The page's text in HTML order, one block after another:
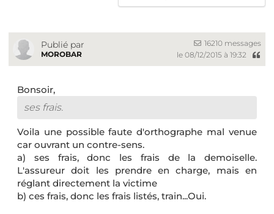
Publié par
MOROBAR
16210 messages
le 08/12/2015 à 19:32
Bonsoir,
ses frais.
Voila une possible faute d'orthographe mal venue
car ouvrant un contre-sens.
a) ses frais, donc les frais de la demoiselle.
L'assureur doit les prendre en charge, mais en
réglant directement la victime
b) ces frais, donc les frais listés, train...Oui.